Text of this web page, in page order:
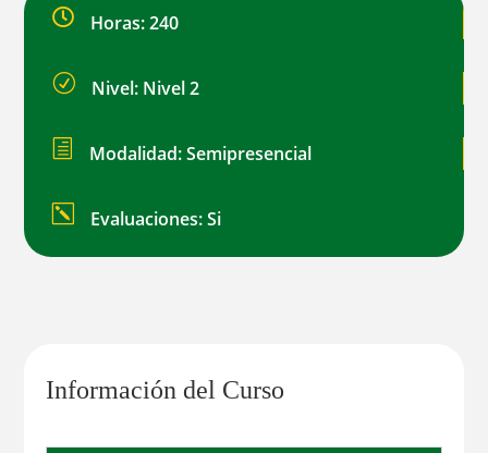
 Horas: 240
R Nivel: Nivel 2
h Modalidad: Semipresencial
k Evaluaciones: Si
Información del Curso